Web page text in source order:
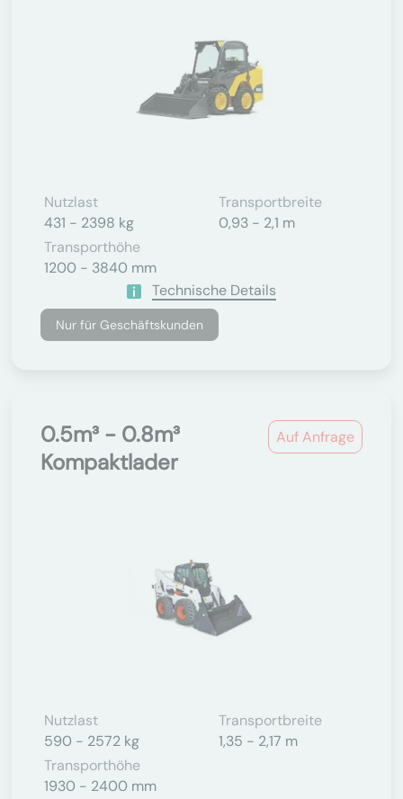
Nutzlast
431 - 2398 kg
Transportbreite
0,93 - 2,1 m
Transporthöhe
1200 - 3840 mm
Technische Details
Nur für Geschäftskunden
Auf Anfrage
0.5m³ - 0.8m³
Kompaktlader
Nutzlast
590 - 2572 kg
Transportbreite
1,35 - 2,17 m
Transporthöhe
1930 - 2400 mm